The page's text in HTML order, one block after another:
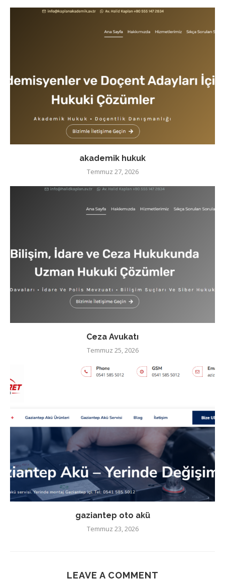
akademik hukuk
Temmuz 27, 2026
Ceza Avukatı
Temmuz 25, 2026
gaziantep oto akü
Temmuz 23, 2026
LEAVE A COMMENT